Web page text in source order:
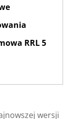
RRL 5
wersji